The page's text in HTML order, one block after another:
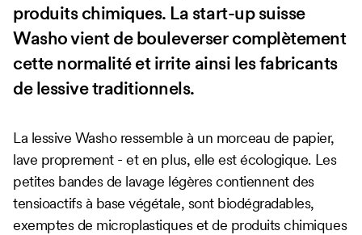
produits chimiques. La start-up suisse
Washo vient de bouleverser complètement
cette normalité et irrite ainsi les fabricants
de lessive traditionnels.
La lessive Washo ressemble à un morceau de papier,
lave proprement - et en plus, elle est écologique. Les
petites bandes de lavage légères contiennent des
tensioactifs à base végétale, sont biodégradables,
exemptes de microplastiques et de produits chimiques